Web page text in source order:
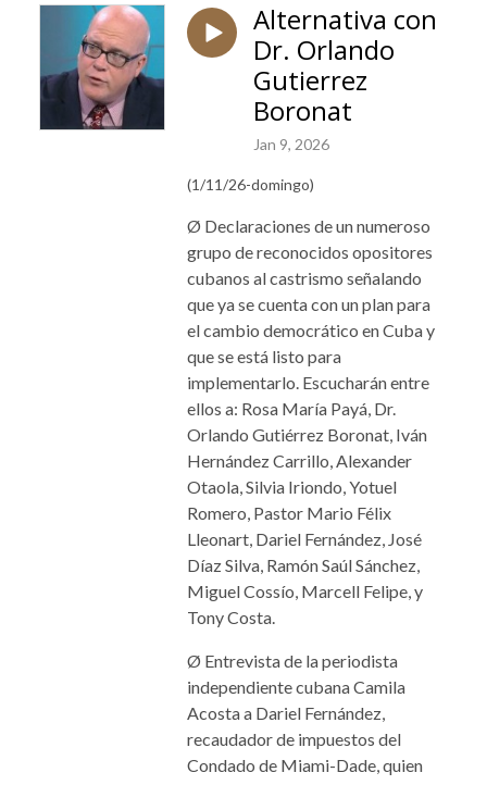
Alternativa con
Dr. Orlando
Gutierrez
Boronat
Jan 9, 2026
(1/11/26-domingo)
Ø Declaraciones de un numeroso
grupo de reconocidos opositores
cubanos al castrismo señalando
que ya se cuenta con un plan para
el cambio democrático en Cuba y
que se está listo para
implementarlo. Escucharán entre
ellos a: Rosa María Payá, Dr.
Orlando Gutiérrez Boronat, Iván
Hernández Carrillo, Alexander
Otaola, Silvia Iriondo, Yotuel
Romero, Pastor Mario Félix
Lleonart, Dariel Fernández, José
Díaz Silva, Ramón Saúl Sánchez,
Miguel Cossío, Marcell Felipe, y
Tony Costa.
Ø Entrevista de la periodista
independiente cubana Camila
Acosta a Dariel Fernández,
recaudador de impuestos del
Condado de Miami-Dade, quien